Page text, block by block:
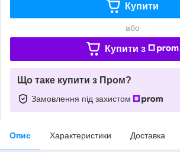
Купити
або
Купити з
Що таке купити з Пром?
Замовлення під захистом
Опис Характеристики Доставка